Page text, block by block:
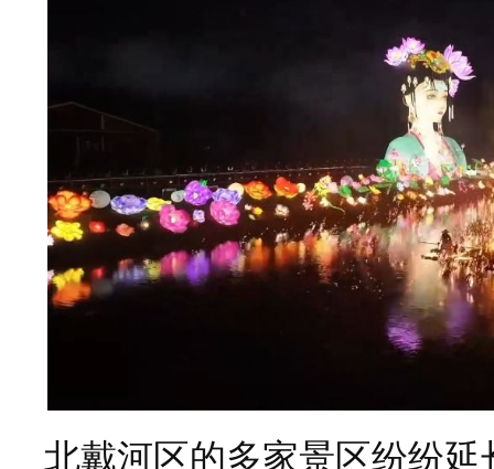
北戴河区的多家景区纷纷